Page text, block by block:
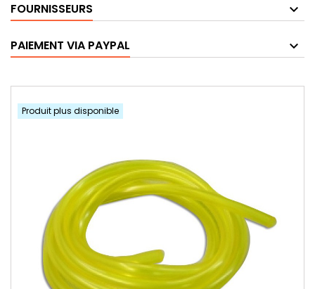
FOURNISSEURS
PAIEMENT VIA PAYPAL
Produit plus disponible